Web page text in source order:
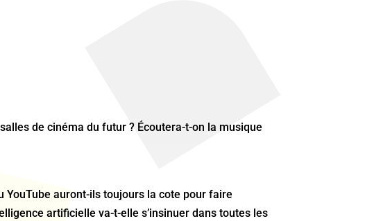
de cinéma du futur ? Écoutera-t-on la musique
YouTube auront-ils toujours la cote pour faire
artificielle va-t-elle s’insinuer dans toutes les